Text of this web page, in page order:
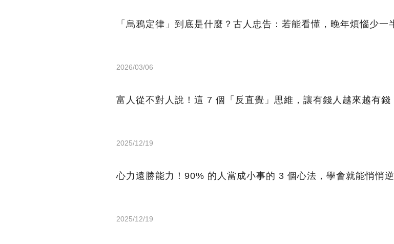
「烏鴉定律」到底是什麼？古人忠告：若能看懂，晚年煩惱少一
2026/03/06
富人從不對人說！這 7 個「反直覺」思維，讓有錢人越來越有錢
2025/12/19
心力遠勝能力！90% 的人當成小事的 3 個心法，學會就能悄悄
2025/12/19